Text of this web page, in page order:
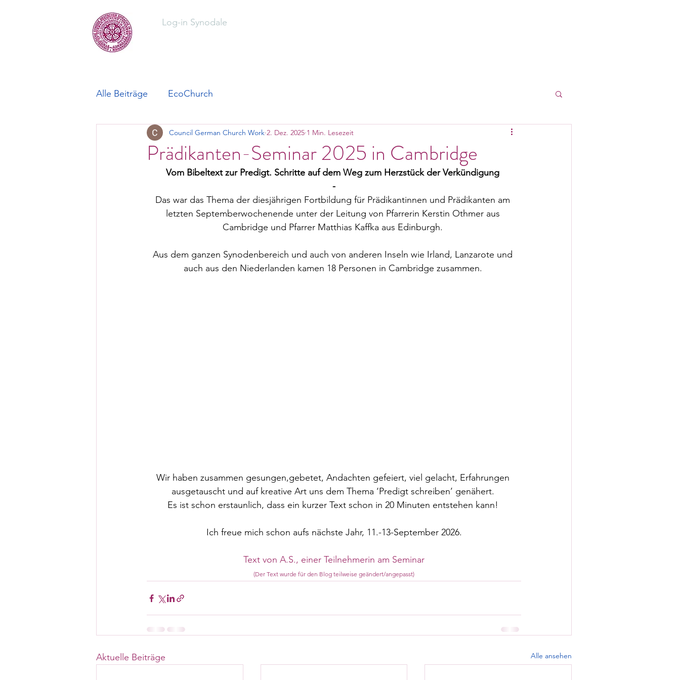
Log-in Synodale
Alle Beiträge EcoChurch
Prädikanten-Seminar 2025 in Cambridge
Council German Church Work 2. Dez. 2025 1 Min. Lesezeit
Vom Bibeltext zur Predigt. Schritte auf dem Weg zum Herzstück der Verkündigung
-
Das war das Thema der diesjährigen Fortbildung für Prädikantinnen und Prädikanten am
letzten Septemberwochenende unter der Leitung von Pfarrerin Kerstin Othmer aus
Cambridge und Pfarrer Matthias Kaffka aus Edinburgh.
Aus dem ganzen Synodenbereich und auch von anderen Inseln wie Irland, Lanzarote und
auch aus den Niederlanden kamen 18 Personen in Cambridge zusammen.
Wir haben zusammen gesungen,gebetet, Andachten gefeiert, viel gelacht, Erfahrungen
ausgetauscht und auf kreative Art uns dem Thema ‘Predigt schreiben’ genähert.
Es ist schon erstaunlich, dass ein kurzer Text schon in 20 Minuten entstehen kann!
Ich freue mich schon aufs nächste Jahr, 11.-13-September 2026.
Text von A.S., einer Teilnehmerin am Seminar
(Der Text wurde für den Blog teilweise geändert/angepasst)
Aktuelle Beiträge Alle ansehen